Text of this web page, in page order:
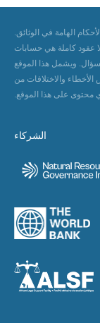
الهامة في الوثائق.
عقود كاملة هي حسابات
ويشمل هذا الموقع
الأخطاء والاختلافات من
الشركاء